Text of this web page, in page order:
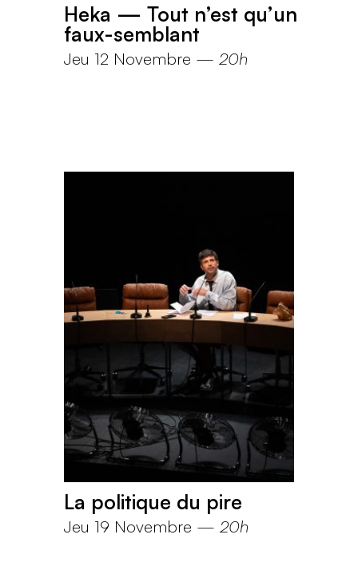
Heka — Tout n’est qu’un
faux-semblant
Jeu 12 Novembre — 20h
La politique du pire
Jeu 19 Novembre — 20h